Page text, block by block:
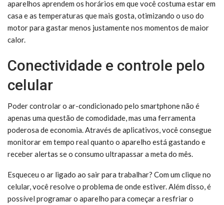
aparelhos aprendem os horários em que você costuma estar em
casa e as temperaturas que mais gosta, otimizando o uso do
motor para gastar menos justamente nos momentos de maior
calor.
Conectividade e controle pelo
celular
Poder controlar o ar-condicionado pelo smartphone não é
apenas uma questão de comodidade, mas uma ferramenta
poderosa de economia. Através de aplicativos, você consegue
monitorar em tempo real quanto o aparelho está gastando e
receber alertas se o consumo ultrapassar a meta do mês.
Esqueceu o ar ligado ao sair para trabalhar? Com um clique no
celular, você resolve o problema de onde estiver. Além disso, é
possível programar o aparelho para começar a resfriar o